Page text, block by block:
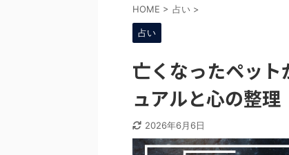
HOME > 占い >
占い
亡くなったペッ
ュアルと心の整理
2026年6月6日